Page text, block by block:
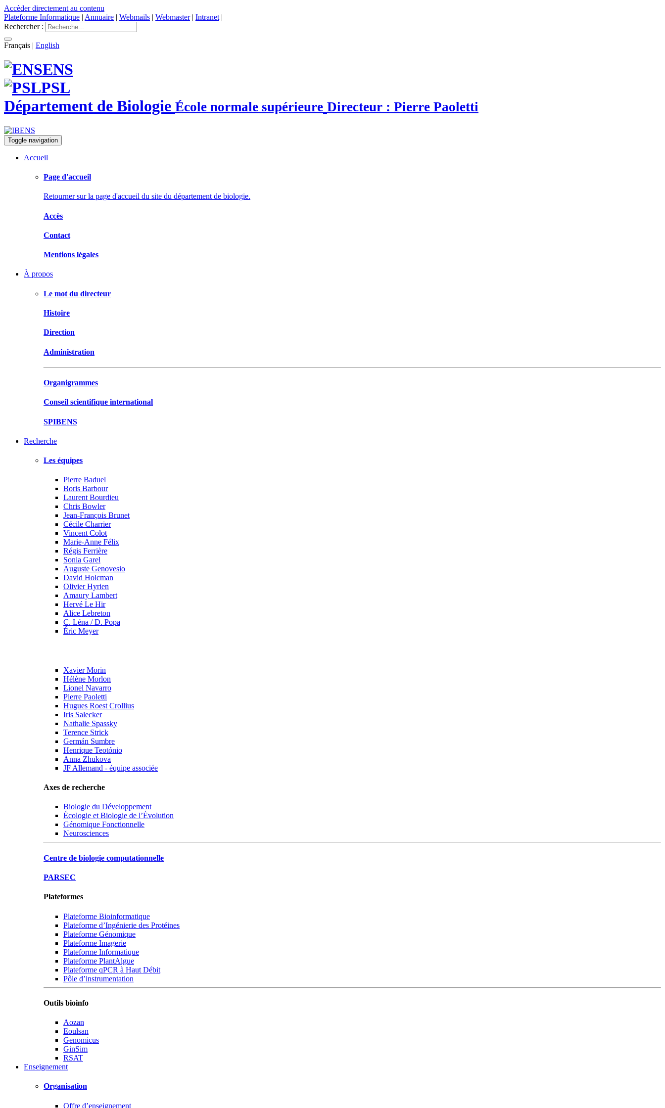
Accèder directement au contenu
Plateforme Informatique | Annuaire | Webmails | Webmaster| Intranet |
Rechercher :
Français | English
ENS
PSL
Département de Biologie École normale supérieure Directeur : Pierre Paoletti
Toggle navigation
Accueil
Page d'accueil
Retourner sur la page d'accueil du site du département de biologie.
Accès
Contact
Mentions légales
À propos
Le mot du directeur
Histoire
Direction
Administration
Organigrammes
Conseil scientifique international
SPIBENS
Recherche
Les équipes
Pierre Baduel
Boris Barbour
Laurent Bourdieu
Chris Bowler
Jean-François Brunet
Cécile Charrier
Vincent Colot
Marie-Anne Félix
Régis Ferrière
Sonia Garel
Auguste Genovesio
David Holcman
Olivier Hyrien
Amaury Lambert
Hervé Le Hir
Alice Lebreton
C. Léna / D. Popa
Éric Meyer
Xavier Morin
Hélène Morlon
Lionel Navarro
Pierre Paoletti
Hugues Roest Crollius
Iris Salecker
Nathalie Spassky
Terence Strick
Germán Sumbre
Henrique Teotónio
Anna Zhukova
JF Allemand - équipe associée
Axes de recherche
Biologie du Développement
Écologie et Biologie de l’Évolution
Génomique Fonctionnelle
Neurosciences
Centre de biologie computationnelle
PARSEC
Plateformes
Plateforme Bioinformatique
Plateforme d’Ingénierie des Protéines
Plateforme Génomique
Plateforme Imagerie
Plateforme Informatique
Plateforme PlantAlgue
Plateforme qPCR à Haut Débit
Pôle d’instrumentation
Outils bioinfo
Aozan
Eoulsan
Genomicus
GinSim
RSAT
Enseignement
Organisation
Offre d’enseignement